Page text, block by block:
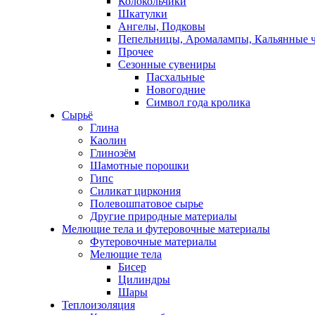
Шкатулки
Ангелы, Подковы
Пепельницы, Аромалампы, Кальянные
Прочее
Сезонные сувениры
Пасхальные
Новогодние
Символ года кролика
Сырьё
Глина
Каолин
Глинозём
Шамотные порошки
Гипс
Силикат циркония
Полевошпатовое сырье
Другие природные материалы
Мелющие тела и футеровочные материалы
Футеровочные материалы
Мелющие тела
Бисер
Цилиндры
Шары
Теплоизоляция